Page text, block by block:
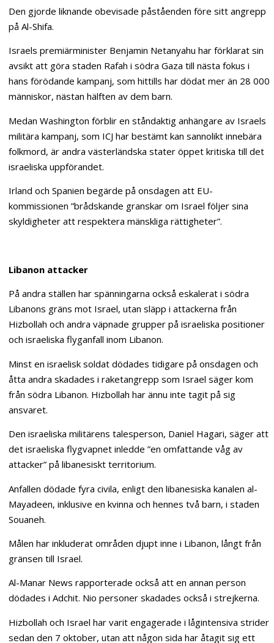
Den gjorde liknande obevisade påståenden före sitt angrepp
på Al-Shifa.
Israels premiärminister Benjamin Netanyahu har förklarat sin
avsikt att göra staden Rafah i södra Gaza till nästa fokus i
hans förödande kampanj, som hittills har dödat mer än 28 000
människor, nästan hälften av dem barn.
Medan Washington förblir en ståndaktig anhängare av Israels
militära kampanj, som ICJ har bestämt kan sannolikt innebära
folkmord, är andra västerländska stater öppet kritiska till det
israeliska uppförandet.
Irland och Spanien begärde på onsdagen att EU-
kommissionen ”brådskande granskar om Israel följer sina
skyldigheter att respektera mänskliga rättigheter”.
Libanon attacker
På andra ställen har spänningarna också eskalerat i södra
Libanons gräns mot Israel, utan släpp i attackerna från
Hizbollah och andra väpnade grupper på israeliska positioner
och israeliska flyganfall inom Libanon.
Minst en israelisk soldat dödades tidigare på onsdagen och
åtta andra skadades i raketangrepp som Israel säger kom
från södra Libanon. Hizbollah har ännu inte tagit på sig
ansvaret.
Den israeliska militärens talesperson, Daniel Hagari, säger att
det israeliska flygvapnet inledde ”en omfattande våg av
attacker” på libanesiskt territorium.
Anfallen dödade fyra civila, enligt den libanesiska kanalen al-
Mayadeen, inklusive en kvinna och hennes två barn, i staden
Souaneh.
Målen har inkluderat områden djupt inne i Libanon, långt från
gränsen till Israel.
Al-Manar News rapporterade också att en annan person
dödades i Adchit. Nio personer skadades också i strejkerna.
Hizbollah och Israel har varit engagerade i lågintensiva strider
sedan den 7 oktober, utan att någon sida har åtagit sig ett